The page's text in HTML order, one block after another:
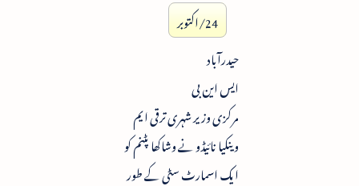
24/اکتوبر
حیدرآباد
ایس این بی
مرکزی وزیر شہری ترقی ایم
وینکیا نائیڈو نے وشاکھا پٹنم کو
ایک اسمارٹ سٹی کے طور